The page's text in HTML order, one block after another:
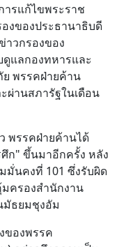
รแก้ไขพระราช
งของประธานาธิบดี
าวกรองของ
แลกองทหารและ
พรรคฝ่ายค้าน
ผ่านสภารัฐในเดือน
พรรคฝ่ายค้านได้
ก" ขึ้นมาอีกครั้ง หลัง
มั่นคงที่ 101 ซึ่งรับผิด
ครองสำนักงาน
มัธยมชุงอัม
ของพรรค